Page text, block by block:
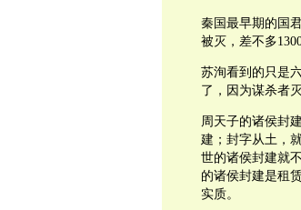
秦国最早期的国
被灭，差不多
苏洵看到的只是
了，因为谋杀者
周天子的诸侯封
建；封字从土，
世的诸侯封建就
的诸侯封建是租
实质。